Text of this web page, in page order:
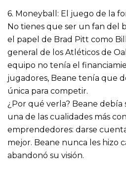
6. Moneyball: El juego de la
No tienes que ser un fan del
el papel de Brad Pitt como
general de los Atléticos de
equipo no tenía el
jugadores, Beane tenía que
única para competir.
¿Por qué verla? Beane debía
una de las cualidades más
emprendedores: darse
mejor. Beane nunca les hizo
abandonó su visión.